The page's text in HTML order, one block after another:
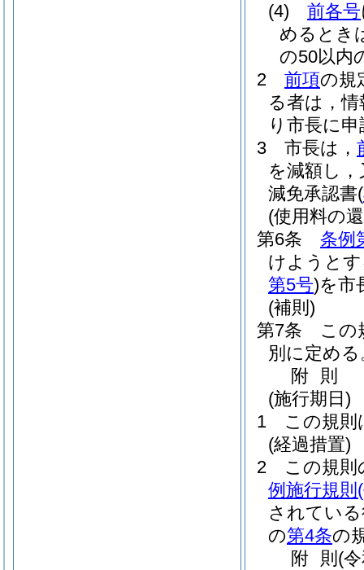
(4)
前各号
めるとき
の50以内
2
前項の規
る者は，
り市長に
3
市長は，
を減額し
減免承認書(
(使用料の
第6条
条例
けようと
第5号)を市
(補則)
第7条
この
別に定める
附 則
(施行期日)
1
この規則
(経過措置)
2
この規則
例施行規則
されてい
の第4条の
附 則 (